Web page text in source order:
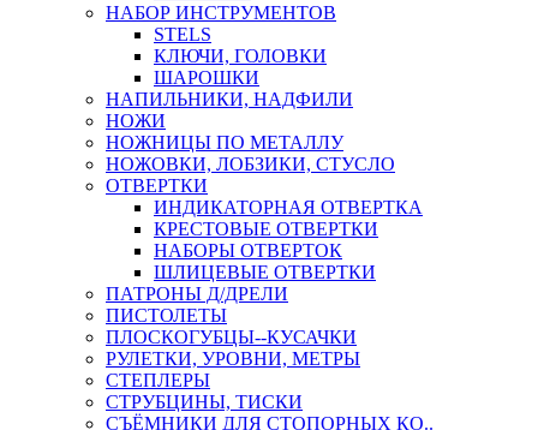
НАБОР ИНСТРУМЕНТОВ
STELS
КЛЮЧИ, ГОЛОВКИ
ШАРОШКИ
НАПИЛЬНИКИ, НАДФИЛИ
НОЖИ
НОЖНИЦЫ ПО МЕТАЛЛУ
НОЖОВКИ, ЛОБЗИКИ, СТУСЛО
ОТВЕРТКИ
ИНДИКАТОРНАЯ ОТВЕРТКА
КРЕСТОВЫЕ ОТВЕРТКИ
НАБОРЫ ОТВЕРТОК
ШЛИЦЕВЫЕ ОТВЕРТКИ
ПАТРОНЫ Д/ДРЕЛИ
ПИСТОЛЕТЫ
ПЛОСКОГУБЦЫ--КУСАЧКИ
РУЛЕТКИ, УРОВНИ, МЕТРЫ
СТЕПЛЕРЫ
СТРУБЦИНЫ, ТИСКИ
СЪЁМНИКИ ДЛЯ СТОПОРНЫХ КО..